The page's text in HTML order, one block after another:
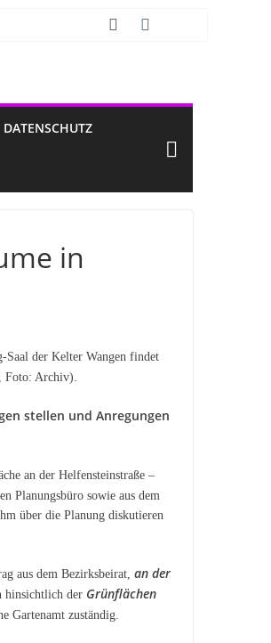
DATENSCHUTZ
in
der Kelter Wangen findet
Foto: Archiv).
stellen und Anregungen
an der Helfensteinstraße –
Planungsbüro sowie aus dem
über die Planung diskutieren
aus dem Bezirksbeirat,an der
hinsichtlich der Grünflächen
Gartenamt zuständig.